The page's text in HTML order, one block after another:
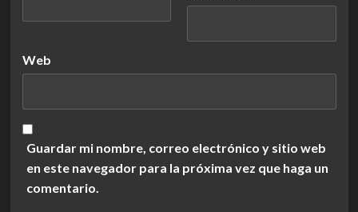
Web
Guardar mi nombre, correo electrónico y sitio web
en este navegador para la próxima vez que haga un
comentario.